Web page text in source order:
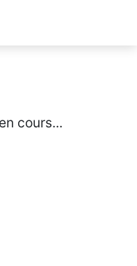
cours...